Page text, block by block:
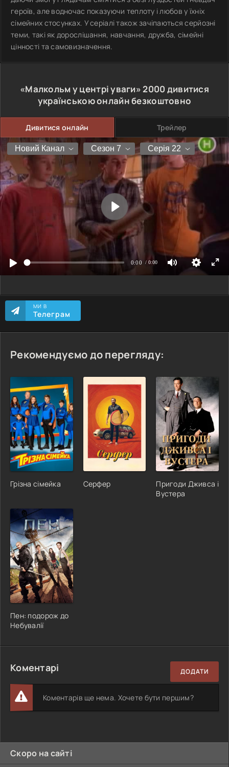
героїв, але водночас показуючи теплоту і любов у їхніх
сімейних стосунках. У серіалі також зачіпаються серйозні
теми, такі як дорослішання, навчання, дружба, сімейні
цінності та самовизначення.
«Малкольм у центрі уваги»2000 дивитися
українською онлайн безкоштовно
Дивитися онлайн Трейлер
МИ В
Телеграм
Рекомендуємо до перегляду:
Грізна сімейка Серфер
Пригоди Дживса і
Вустера
Пен: подорож до
Небувалії
Коментарі ДОДАТИ
Коментарів ще нема. Хочете бути першим?
Скоро на сайті